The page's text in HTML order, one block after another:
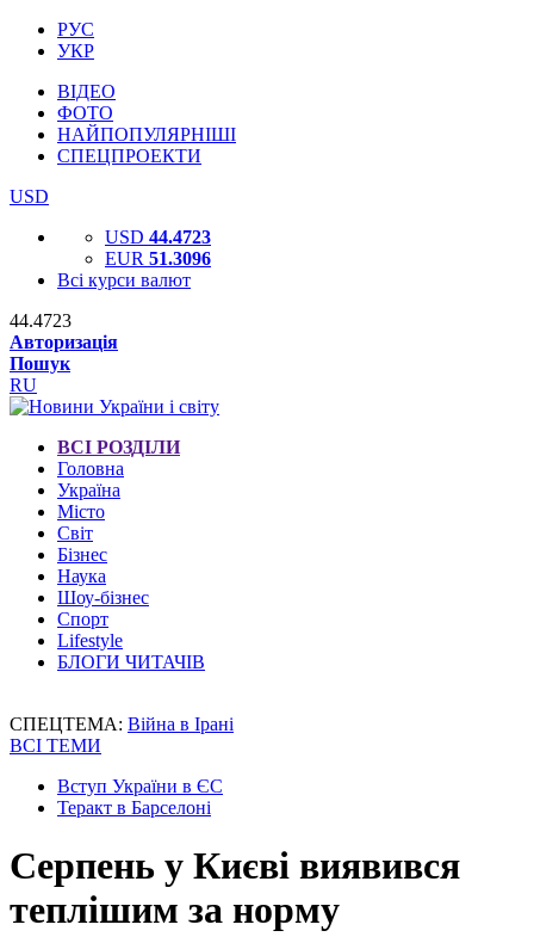
РУС
УКР
ВІДЕО
ФОТО
НАЙПОПУЛЯРНІШІ
СПЕЦПРОЕКТИ
USD
USD 44.4723
EUR 51.3096
Всі курси валют
44.4723
Авторизація
Пошук
RU
ВСІ РОЗДІЛИ
Головна
Україна
Місто
Світ
Бізнес
Наука
Шоу-бізнес
Спорт
Lifestyle
БЛОГИ ЧИТАЧІВ
СПЕЦТЕМА: Війна в Ірані
ВСІ ТЕМИ
Вступ України в ЄС
Теракт в Барселоні
Серпень у Києві виявився
теплішим за норму